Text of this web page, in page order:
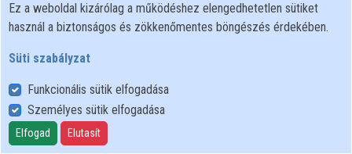
Minden jog fenntartva, NIIF Intézet. A hálózaton való
tilos! Egyéb célú felhasználás a jogtulajdonos(ok) engedélyéhez
Felhasználói szabályzat
Adatkezelési tájékoztató
Süti szabályzat
Ez a weboldal kizárólag a működéshez elengedhetetlen sütiket
használ a biztonságos és zökkenőmentes böngészés érdekében.
Süti szabályzat
Funkcionális sütik elfogadása
Személyes sütik elfogadása
Elfogad Elutasít